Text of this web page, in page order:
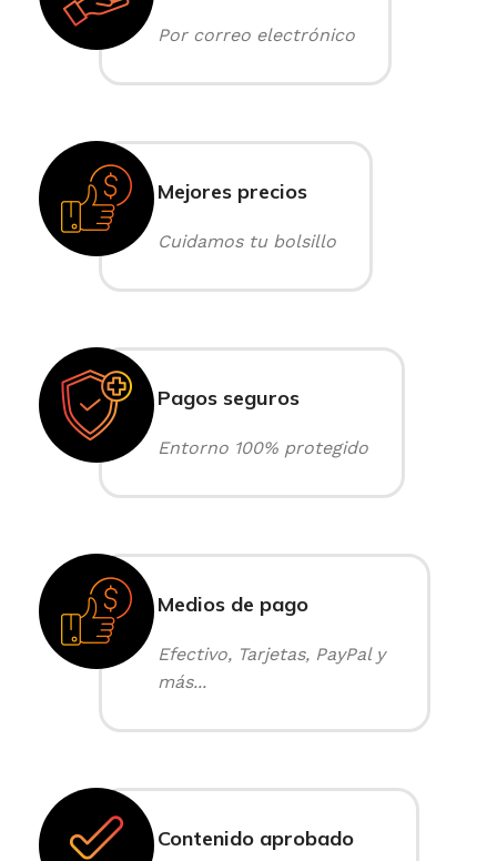
Por correo electrónico
Mejores precios
Cuidamos tu bolsillo
Pagos seguros
Entorno 100% protegido
Medios de pago
Efectivo, Tarjetas, PayPal y
más...
Contenido aprobado